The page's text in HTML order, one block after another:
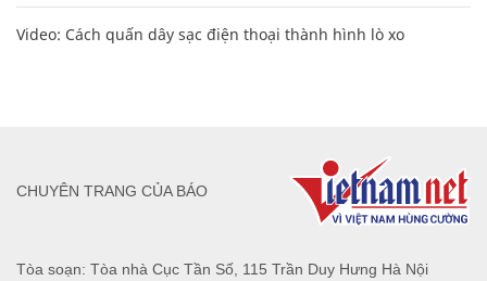
Video: Cách quấn dây sạc điện thoại thành hình lò xo
Tòa soạn: Tòa nhà Cục Tần Số, 115 Trần Duy Hưng Hà Nội
CHUYÊN TRANG CỦA BÁO